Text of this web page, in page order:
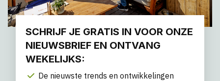
SCHRIJF JE GRATIS IN VOOR ONZE
NIEUWSBRIEF EN ONTVANG
WEKELIJKS:
De nieuwste trends en ontwikkelingen